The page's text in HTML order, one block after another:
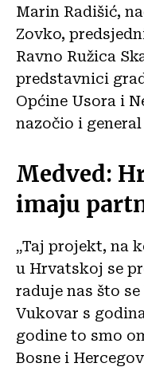
Marin Radišić,
Zovko,
Ravno Ružica
predstavnici
Općine Usora i
nazočio i
Medved:
imaju
„Taj projekt, na
u Hrvatskoj se
raduje nas što
Vukovar s
godine to smo
Bosne i